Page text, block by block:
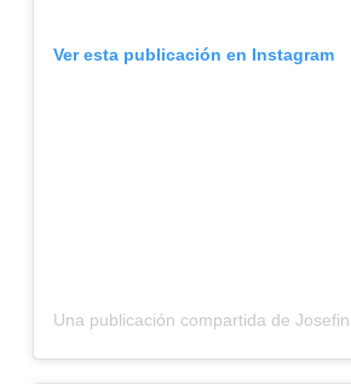
Ver esta publicación en Instagram